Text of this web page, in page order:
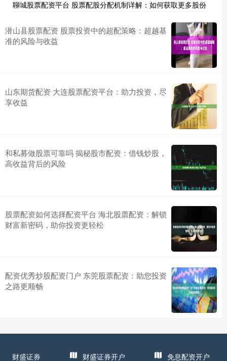
聊城股票配资平台 股票配股分配机制详解：如何获取更多股份
潜山县股票配资 股票投资中的超配策略：超越基
准的风险与收益
山东期货配资 大连股票配资平台：助力投资，尽
享收益
和私募做股票可靠吗 揭秘股市配资：借钱炒股，
高收益背后的风险
股票配资如何选择配资平台 海北股票配资：解锁
财富新密码，助你投资更轻松
配资优秀炒股配资门户 东莞股票配资：助您投资
之路更顺畅
财盛证券 财盛证券开户 免息配资开户